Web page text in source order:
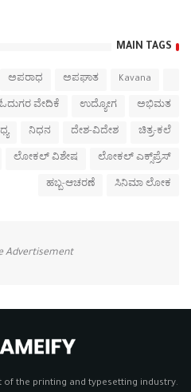
MAIN TAGS
Kavana
ಅಪಘಾತ
ಅಪರಾಧ
ಅಭಿಮತ
ಉದ್ಯೋಗ
ಓದುಗರ ವೇದಿಕೆ
ಚಿತ್ರ-ಕಲೆ
ದೇಶ-ವಿದೇಶ
ನಿಧನ
ಲೋಕಲ್ ಎಕ್ಸ್‌ಪ್ರೆಸ್
ಲೋಕಲ್ ವಿಶೇಷ
ಸಿನಿಮಾ ಲೋಕ
ಹಬ್ಬ-ಆಚರಣೆ
Advertisement
the printing and typesetting industry.